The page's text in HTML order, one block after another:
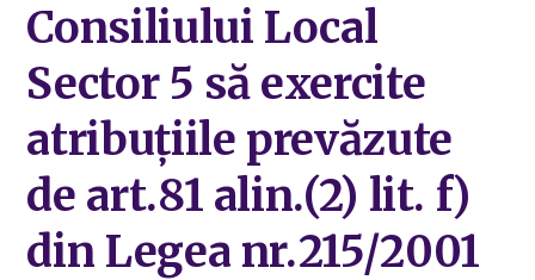
Consiliului Local
Sector 5 să exercite
atribuțiile prevăzute
de art.81 alin.(2) lit. f)
din Legea nr.215/2001